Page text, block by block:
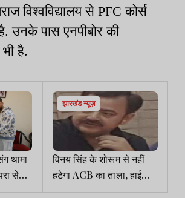
विश्वविद्यालय से PFC कोर्स
उनके पास एनपीबोर की
है.
थामा
से
झारखंड न्यूज़
विनय सिंह के शोरूम से नहीं
हटेगा ACB का ताला, हाईकोर्ट
ने खारिज की याचिका